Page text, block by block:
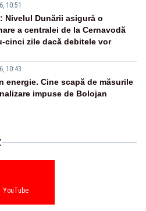
10:51
Nivelul Dunării asigură o
a centralei de la Cernavodă
cinci zile dacă debitele vor
10:43
energie. Cine scapă de măsurile
impuse de Bolojan
YouTube